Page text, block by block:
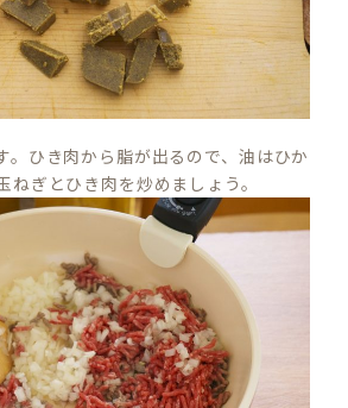
。ひき肉から脂が出るので、油はひか
ぎとひき肉を炒めましょう。